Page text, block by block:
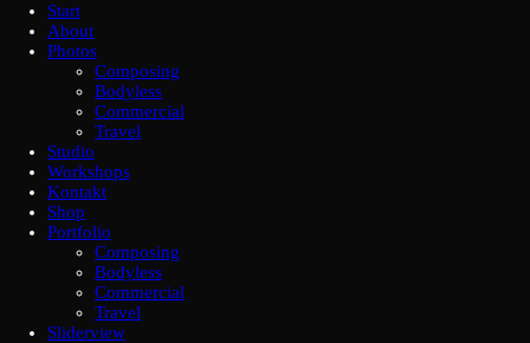
Start
About
Photos
Composing
Bodyless
Commercial
Travel
Studio
Workshops
Kontakt
Shop
Portfolio
Composing
Bodyless
Commercial
Travel
Sliderview